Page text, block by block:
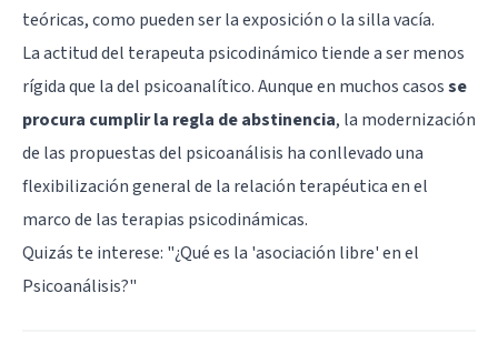
teóricas, como pueden ser la exposición o la silla vacía.
La actitud del terapeuta psicodinámico tiende a ser menos
rígida que la del psicoanalítico. Aunque en muchos casosse
procura cumplir la regla de abstinencia, la modernización
de las propuestas del psicoanálisis ha conllevado una
flexibilización general de la relación terapéutica en el
marco de las terapias psicodinámicas.
Quizás te interese: "¿Qué es la 'asociación libre' en el
Psicoanálisis?"